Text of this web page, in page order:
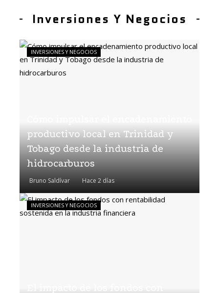
Inversiones Y Negocios
productivo local en Trinidad y
Tobago desde la industria de
hidrocarburos
Bruno Saldívar Hace 2 días
INVERSIONES Y NEGOCIOS
INVERSIONES Y NEGOCIOS